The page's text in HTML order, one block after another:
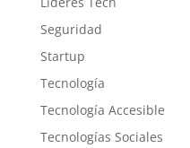
Seguridad
Startup
Tecnología
Tecnología Accesible
Tecnologías Sociales